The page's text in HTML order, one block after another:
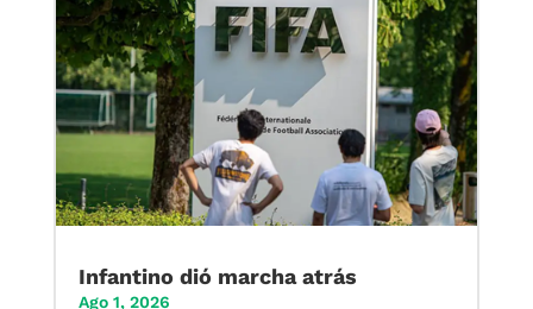
Infantino dió marcha atrás
Ago 1, 2026